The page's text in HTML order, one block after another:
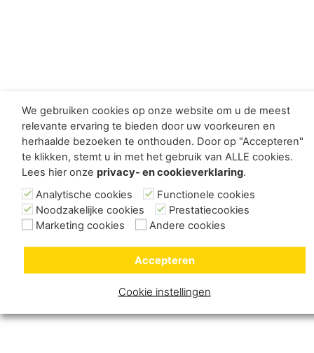
We gebruiken cookies op onze website om u de meest
relevante ervaring te bieden door uw voorkeuren en
herhaalde bezoeken te onthouden. Door op "Accepteren"
te klikken, stemt u in met het gebruik van ALLE cookies.
Lees hier onze privacy- en cookieverklaring.
Analytische cookies
Functionele cookies
Noodzakelijke cookies
Prestatiecookies
Marketing cookies
Andere cookies
Cookie instellingen
Accepteren